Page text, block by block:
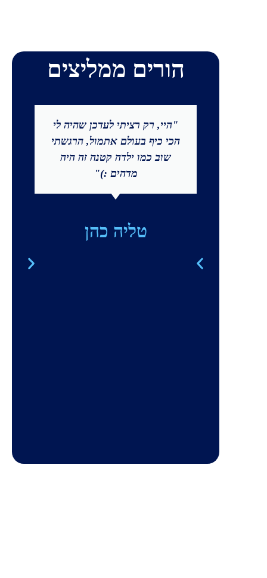
הורים ממליצים
"היי, רק רציתי לעדכן שהיה לי
הכי כיף בעולם אתמול, הרגשתי
שוב כמו ילדה קטנה זה היה
מדהים :)"
טליה כהן